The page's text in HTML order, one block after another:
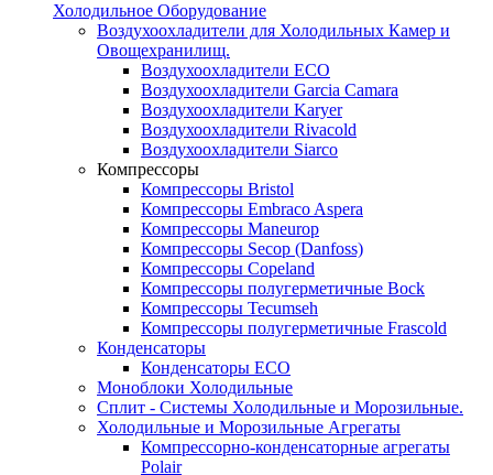
Холодильное Оборудование
Воздухоохладители для Холодильных Камер и
Овощехранилищ.
Воздухоохладители ECO
Воздухоохладители Garcia Camara
Воздухоохладители Karyer
Воздухоохладители Rivacold
Воздухоохладители Siarco
Компрессоры
Компрессоры Bristol
Компрессоры Embraco Aspera
Компрессоры Maneurop
Компрессоры Secop (Danfoss)
Компрессоры Copeland
Компрессоры полугерметичные Bock
Компрессоры Tecumseh
Компрессоры полугерметичные Frascold
Конденсаторы
Конденсаторы ECO
Моноблоки Холодильные
Сплит - Системы Холодильные и Морозильные.
Холодильные и Морозильные Агрегаты
Компрессорно-конденсаторные агрегаты
Polair